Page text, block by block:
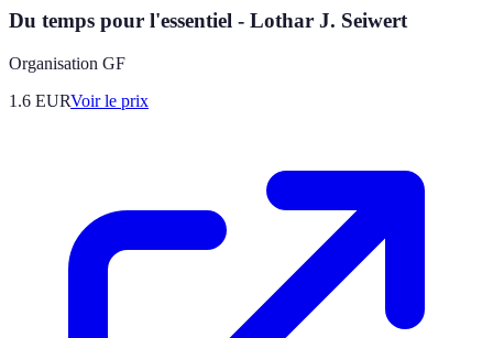
Du temps pour l'essentiel - Lothar J. Seiwert
Organisation GF
1.6 EURVoir le prix